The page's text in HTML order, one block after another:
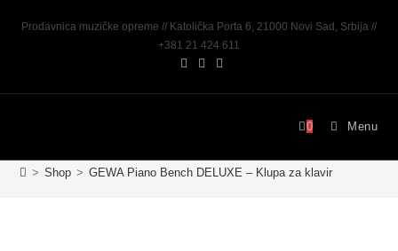
Prodavnica muzičke opreme // Katolička Porta 6, 21000 Novi Sad, Srbija //
+381 21 424 611
0 Menu
> Shop > GEWA Piano Bench DELUXE – Klupa za klavir